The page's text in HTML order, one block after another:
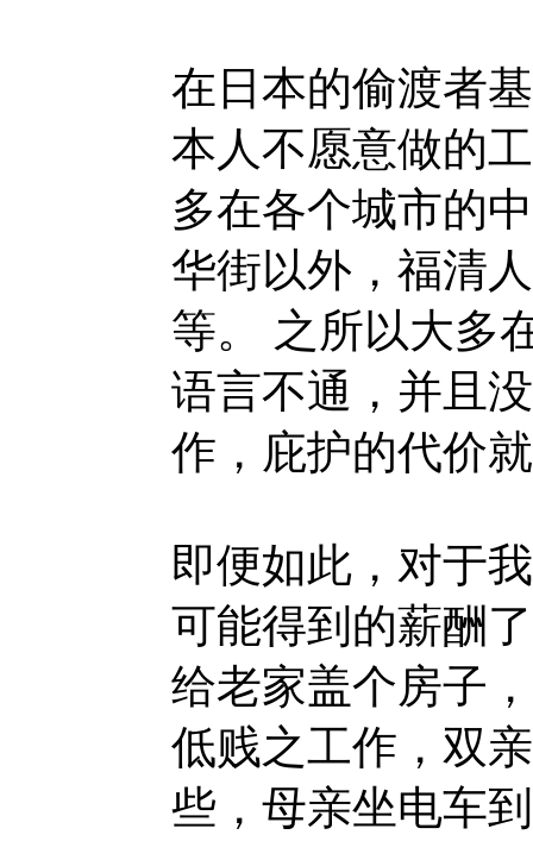
在日本的偷渡者
本人不愿意做的
多在各个城市的
华街以外，福清
等。 之所以大多
语言不通，并且
作，庇护的代价
即便如此，对于
可能得到的薪酬
给老家盖个房子
低贱之工作，双
些，母亲坐电车